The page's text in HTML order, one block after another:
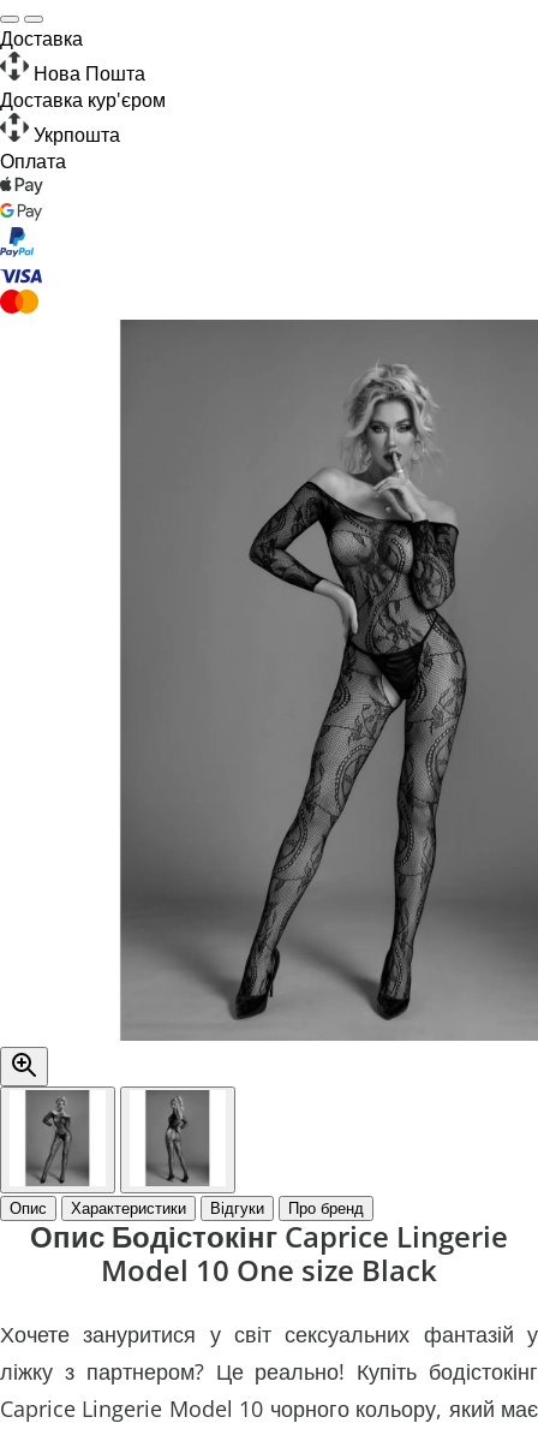
Доставка
Нова Пошта
Доставка кур'єром
Укрпошта
Оплата
Опис Характеристики Відгуки Про бренд
Опис Бодістокінг Caprice Lingerie
Model 10 One size Black
Хочете зануритися у світ сексуальних фантазій у
ліжку з партнером? Це реально! Купіть бодістокінг
Caprice Lingerie Model 10 чорного кольору, який має